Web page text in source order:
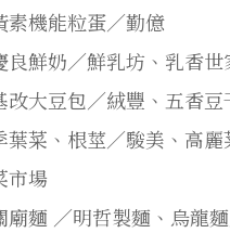
素機能粒蛋／勤億
良鮮奶／鮮乳坊、乳香
改大豆包／絨豐、五香
葉菜、根莖／駿美、高
市場
廟麵 ／明哲製麵、烏龍